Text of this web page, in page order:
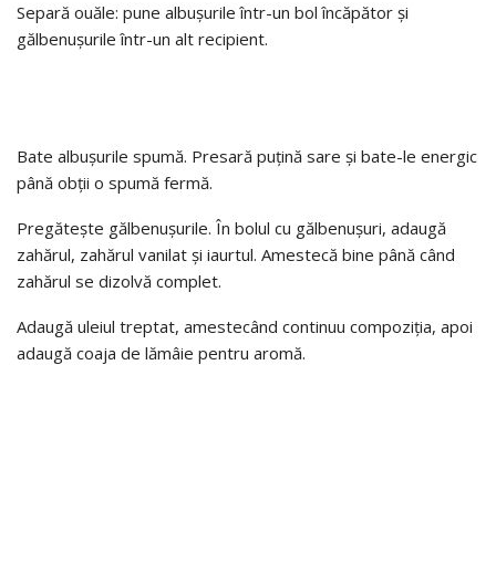
Separă ouăle: pune albușurile într-un bol încăpător și
gălbenușurile într-un alt recipient.
Bate albușurile spumă. Presară puțină sare și bate-le energic
până obții o spumă fermă.
Pregătește gălbenușurile. În bolul cu gălbenușuri, adaugă
zahărul, zahărul vanilat și iaurtul. Amestecă bine până când
zahărul se dizolvă complet.
Adaugă uleiul treptat, amestecând continuu compoziția, apoi
adaugă coaja de lămâie pentru aromă.